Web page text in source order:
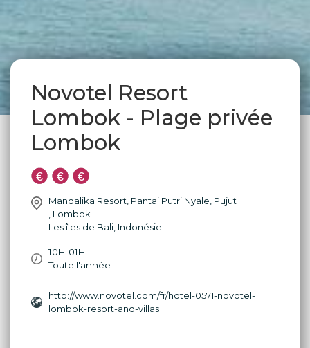
Novotel Resort
Lombok - Plage privée
Lombok
Mandalika Resort, Pantai Putri Nyale, Pujut
Lombok
Les îles de Bali Indonésie
10H-01H
Toute l'année
http://www.novotel.com/fr/hotel-0571-novotel-
lombok-resort-and-villas